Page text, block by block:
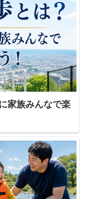
家族みんなで楽